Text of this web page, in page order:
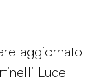
aggiornato
Luce